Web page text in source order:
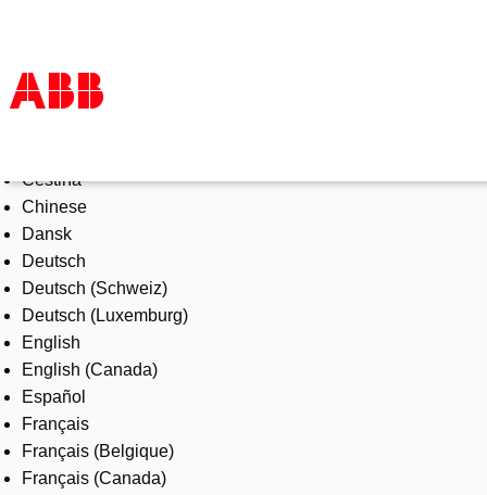
Products & Solutions
Industries
Services
About us
Where to buy
Contact us
Careers
Čeština
Chinese
Dansk
Deutsch
Deutsch (Schweiz)
Deutsch (Luxemburg)
English
English (Canada)
Español
Français
Français (Belgique)
Français (Canada)